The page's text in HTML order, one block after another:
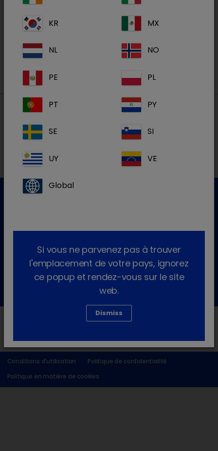
Nos adresses
Contactez-nous
ou par tél : +32 14 44 36 70
Conditions d'utilisation
Politique de confidentialité
Politique en matière de cookies
KR MX
NL NO
PE PL
PT PY
SE SI
UY VE
Global
Si vous ne parvenez pas à trouver
l'emplacement de votre pays, ignorez
ce popup et rendez-vous sur le site
web.
Dismiss